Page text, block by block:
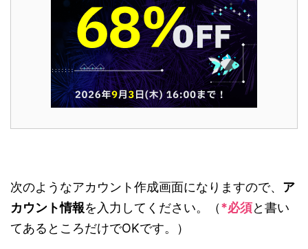
次のようなアカウント作成画面になりますので、 ア
カウント情報を入力してください。（*必須と書い
てあるところだけでOKです。）